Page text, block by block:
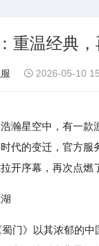
重温经典
2026-05-10
瀚星空中，有一
代的变迁，官方
开序幕，再次点燃
门》以其浓郁的